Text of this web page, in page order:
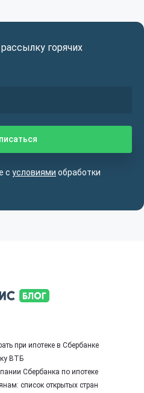
горячих
с условиями обработки
при ипотеке в Сбербанке
ВТБ
Сбербанка по ипотеке
список открытых стран